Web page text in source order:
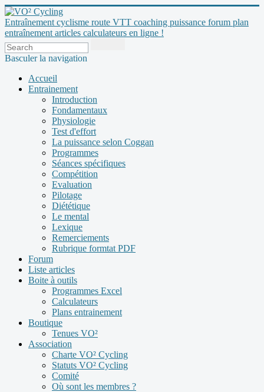
Entraînement cyclisme route VTT coaching puissance forum plan
entraînement articles calculateurs en ligne !
Basculer la navigation
Accueil
Entrainement
Introduction
Fondamentaux
Physiologie
Test d'effort
La puissance selon Coggan
Programmes
Séances spécifiques
Compétition
Evaluation
Pilotage
Diététique
Le mental
Lexique
Remerciements
Rubrique formtat PDF
Forum
Liste articles
Boite à outils
Programmes Excel
Calculateurs
Plans entrainement
Boutique
Tenues VO²
Association
Charte VO² Cycling
Statuts VO² Cycling
Comité
Où sont les membres ?